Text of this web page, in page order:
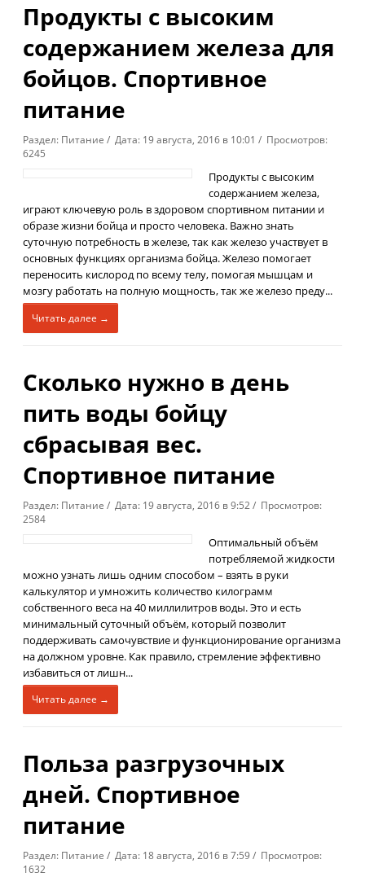
Продукты с высоким
содержанием железа для
бойцов. Спортивное
питание
Раздел: Питание / Дата: 19 августа, 2016 в 10:01 / Просмотров:
6245
Продукты с высоким
содержанием железа,
играют ключевую роль в здоровом спортивном питании и
образе жизни бойца и просто человека. Важно знать
суточную потребность в железе, так как железо участвует в
основных функциях организма бойца. Железо помогает
переносить кислород по всему телу, помогая мышцам и
мозгу работать на полную мощность, так же железо преду...
Читать далее →
Сколько нужно в день
пить воды бойцу
сбрасывая вес.
Спортивное питание
Раздел: Питание / Дата: 19 августа, 2016 в 9:52 / Просмотров:
2584
Оптимальный объём
потребляемой жидкости
можно узнать лишь одним способом – взять в руки
калькулятор и умножить количество килограмм
собственного веса на 40 миллилитров воды. Это и есть
минимальный суточный объём, который позволит
поддерживать самочувствие и функционирование организма
на должном уровне. Как правило, стремление эффективно
избавиться от лишн...
Читать далее →
Польза разгрузочных
дней. Спортивное
питание
Раздел: Питание / Дата: 18 августа, 2016 в 7:59 / Просмотров:
1632